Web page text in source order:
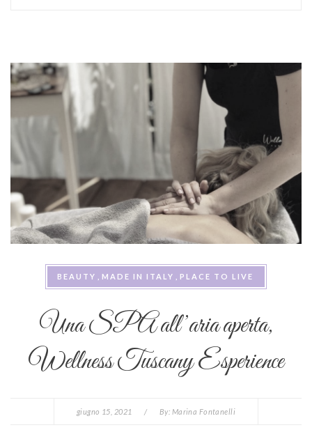
BEAUTY MADE IN ITALY PLACE TO LIVE
Una SPA all’aria aperta,
Wellness Tuscany Esperience
giugno 15, 2021 / By: Marina Fontanelli